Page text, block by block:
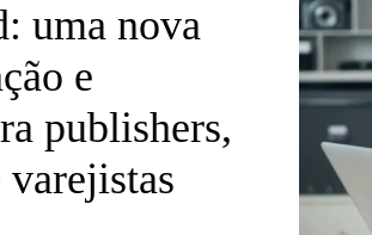
uma nova
e
publishers,